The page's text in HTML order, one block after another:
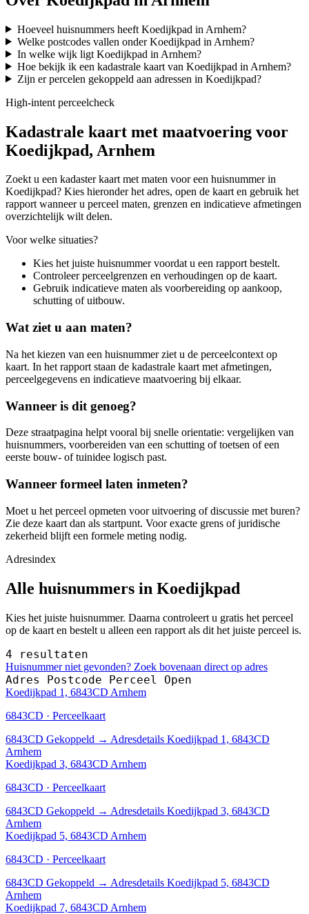
Hoeveel huisnummers heeft Koedijkpad in Arnhem?
Welke postcodes vallen onder Koedijkpad in Arnhem?
In welke wijk ligt Koedijkpad in Arnhem?
Hoe bekijk ik een kadastrale kaart van Koedijkpad in Arnhem?
Zijn er percelen gekoppeld aan adressen in Koedijkpad?
High-intent perceelcheck
Kadastrale kaart met maatvoering voor
Koedijkpad, Arnhem
Zoekt u een kadaster kaart met maten voor een huisnummer in
Koedijkpad? Kies hieronder het adres, open de kaart en gebruik het
rapport wanneer u perceel maten, grenzen en indicatieve afmetingen
overzichtelijk wilt delen.
Voor welke situaties?
Kies het juiste huisnummer voordat u een rapport bestelt.
Controleer perceelgrenzen en verhoudingen op de kaart.
Gebruik indicatieve maten als voorbereiding op aankoop,
schutting of uitbouw.
Wat ziet u aan maten?
Na het kiezen van een huisnummer ziet u de perceelcontext op
kaart. In het rapport staan de kadastrale kaart met afmetingen,
perceelgegevens en indicatieve maatvoering bij elkaar.
Wanneer is dit genoeg?
Deze straatpagina helpt vooral bij snelle orientatie: vergelijken van
huisnummers, voorbereiden van een schutting of toetsen of een
eerste bouw- of tuinidee logisch past.
Wanneer formeel laten inmeten?
Moet u het perceel opmeten voor uitvoering of discussie met buren?
Zie deze kaart dan als startpunt. Voor exacte grens of juridische
zekerheid blijft een formele meting nodig.
Adresindex
Alle huisnummers in Koedijkpad
Kies het juiste huisnummer. Daarna controleert u gratis het perceel
op de kaart en bestelt u alleen een rapport als dit het juiste perceel is.
4 resultaten
Huisnummer niet gevonden? Zoek bovenaan direct op adres
Adres Postcode Perceel Open
Koedijkpad 1, 6843CD Arnhem
6843CD · Perceelkaart
6843CD Gekoppeld → Adresdetails Koedijkpad 1, 6843CD
Arnhem
Koedijkpad 3, 6843CD Arnhem
6843CD · Perceelkaart
6843CD Gekoppeld → Adresdetails Koedijkpad 3, 6843CD
Arnhem
Koedijkpad 5, 6843CD Arnhem
6843CD · Perceelkaart
6843CD Gekoppeld → Adresdetails Koedijkpad 5, 6843CD
Arnhem
Koedijkpad 7, 6843CD Arnhem